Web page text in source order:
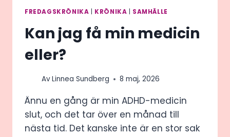
FREDAGSKRÖNIKA KRÖNIKA SAMHÄLLE
Kan jag få min medicin
eller?
AvLinnea Sundberg 8 maj, 2026
Ännu en gång är min ADHD-medicin
slut, och det tar över en månad till
nästa tid. Det kanske inte är en stor sak